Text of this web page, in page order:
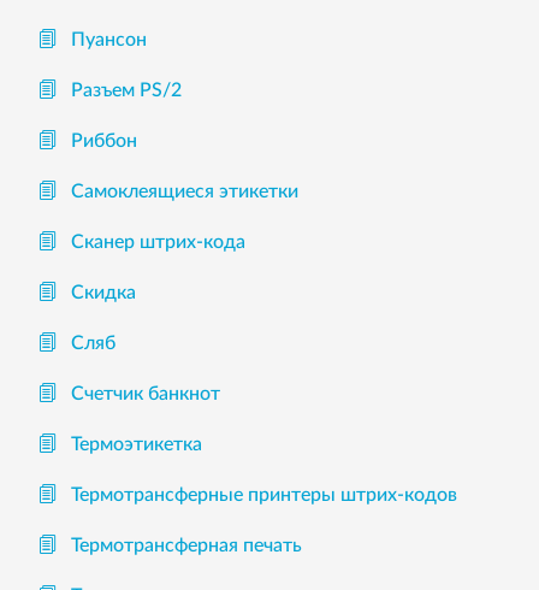
Пуансон
Разъем PS/2
Риббон
Самоклеящиеся этикетки
Сканер штрих-кода
Скидка
Сляб
Счетчик банкнот
Термоэтикетка
Термотрансферные принтеры штрих-кодов
Термотрансферная печать